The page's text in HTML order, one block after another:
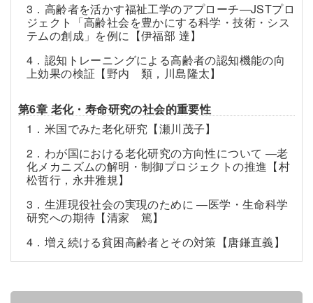
3．高齢者を活かす福祉工学のアプローチ―JSTプロ
ジェクト「高齢社会を豊かにする科学・技術・シス
テムの創成」を例に【伊福部 達】
4．認知トレーニングによる高齢者の認知機能の向
上効果の検証【野内 類，川島隆太】
第6章 老化・寿命研究の社会的重要性
1．米国でみた老化研究【瀬川茂子】
2．わが国における老化研究の方向性について ―老
化メカニズムの解明・制御プロジェクトの推進【村
松哲行，永井雅規】
3．生涯現役社会の実現のために ―医学・生命科学
研究への期待【清家 篤】
4．増え続ける貧困高齢者とその対策【唐鎌直義】